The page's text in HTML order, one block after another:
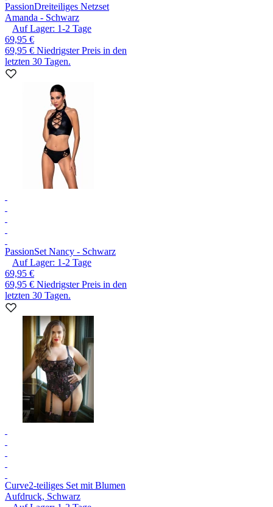
PassionDreiteiliges Netzset
Amanda - Schwarz
Auf Lager: 1-2 Tage
69,95 €
69,95 € Niedrigster Preis in den
letzten 30 Tagen.
PassionSet Nancy - Schwarz
Auf Lager: 1-2 Tage
69,95 €
69,95 € Niedrigster Preis in den
letzten 30 Tagen.
Curve2-teiliges Set mit Blumen
Aufdruck, Schwarz